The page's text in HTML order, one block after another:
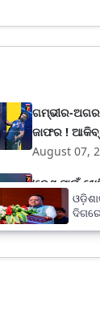
ଗମ୍ଭୀର-
ଜାଫର !
August 07,
‘ଦେଶ ପାଇଁ
ଚୟନକର୍ତ୍ତା...
August 06,